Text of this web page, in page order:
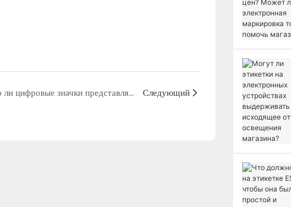
Действительно ли цифровые значки представляют ценность для бизнеса? Следующий